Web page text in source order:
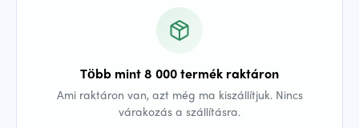
Több mint 8 000 termék raktáron
Ami raktáron van, azt még ma kiszállítjuk. Nincs
várakozás a szállításra.